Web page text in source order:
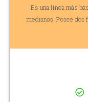
Es una línea más
medianos. Posee dos